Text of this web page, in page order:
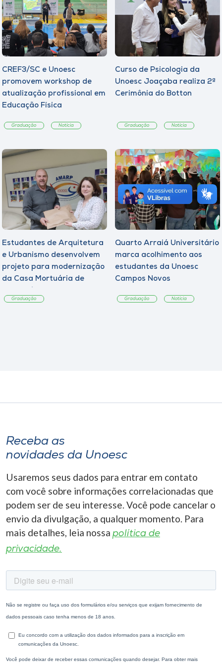
CREF3/SC e Unoesc
promovem workshop de
atualização profissional em
Educação Física
Graduação Notícia
Curso de Psicologia da
Unoesc Joaçaba realiza 2ª
Cerimônia do Botton
Graduação Notícia
Estudantes de Arquitetura
e Urbanismo desenvolvem
projeto para modernização
da Casa Mortuária de
Graduação
Quarto Arraiá Universitário
marca acolhimento aos
estudantes da Unoesc
Campos Novos
Graduação Notícia
Receba as
novidades da Unoesc
Usaremos seus dados para entrar em contato
com você sobre informações correlacionadas que
podem ser de seu interesse. Você pode cancelar o
envio da divulgação, a qualquer momento. Para
mais detalhes, leia nossa política de
privacidade.